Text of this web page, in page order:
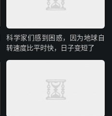
科学家们感到困惑，因为地球自
转速度比平时快，日子变短了